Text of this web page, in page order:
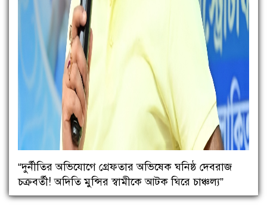
“দুর্নীতির অভিযোগে গ্রেফতার অভিষেক ঘনিষ্ঠ দেবরাজ
চক্রবর্তী! অদিতি মুন্সির স্বামীকে আটক ঘিরে চাঞ্চল্য”